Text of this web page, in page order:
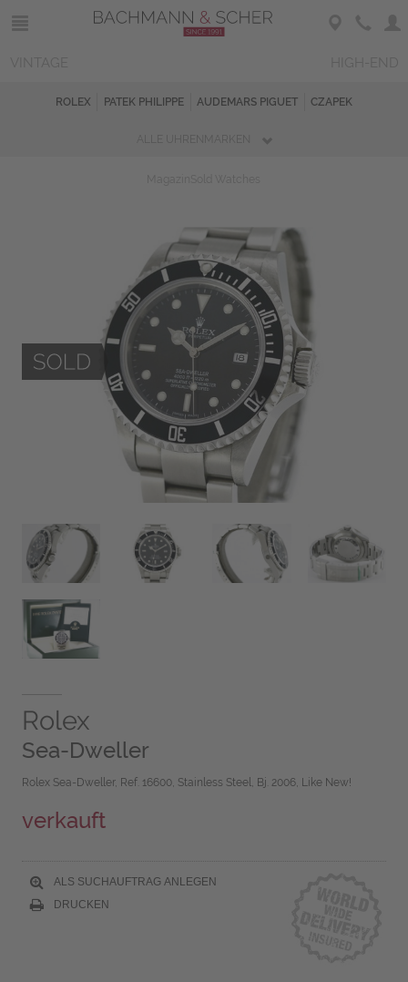
ROLEX PATEK PHILIPPE AUDEMARS PIGUET CZAPEK
Rolex
Sea-Dweller
Rolex Sea-Dweller, Ref. 16600, Stainless Steel, Bj. 2006, Like New!
verkauft
ALS SUCHAUFTRAG ANLEGEN
DRUCKEN